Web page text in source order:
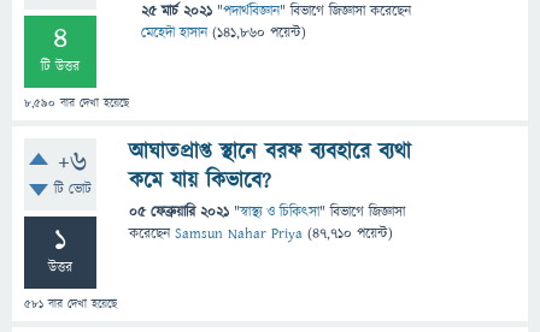
4
টি উত্তর
8,590 বার দেখা হয়েছে
25 মার্চ 2021 "পদার্থবিজ্ঞান" বিভাগে জিজ্ঞাসাকরেছেন
মেহেদী হাসান (141,860 পয়েন্ট)
+6
টি ভোট
1
উত্তর
581 বার দেখা হয়েছে
আঘাতপ্রাপ্ত স্থানে বরফ ব্যবহারে ব্যথা
কমে যায় কিভাবে?
05 ফেব্রুয়ারি 2021 "স্বাস্থ্য ও চিকিৎসা" বিভাগে জিজ্ঞাসা
করেছেনSamsun Nahar Priya (47,710 পয়েন্ট)